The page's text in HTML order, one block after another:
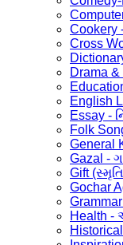
Cookery
Cross
Drama &
English
Essay -
Folk
General
Gazal -
Gift
Gochar
Health -